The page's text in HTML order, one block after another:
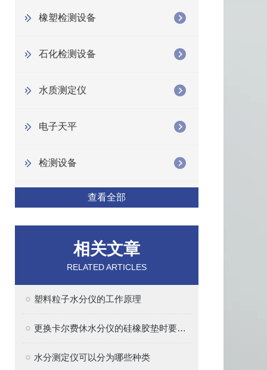
橡塑检测设备
石化检测设备
水质测定仪
电子天平
检测设备
查看全部
相关文章
RELATED ARTICLES
塑料粒子水分仪的工作原理
更换卡尔费休水分仪的硅橡胶垫时要注意的事项
水分测定仪可以分为哪些种类